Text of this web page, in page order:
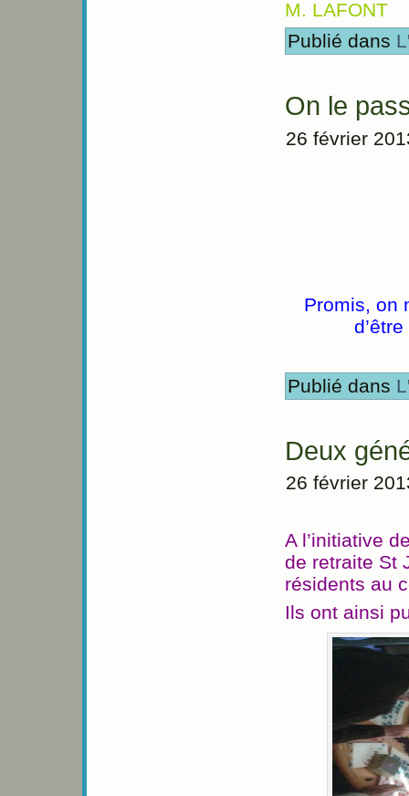
M. LAFONT
Publié dans
On le
26 février
Promis, on
Publié dans
Deux
26 février
A l’initiative
de retraite St
résidents au
Ils ont ainsi